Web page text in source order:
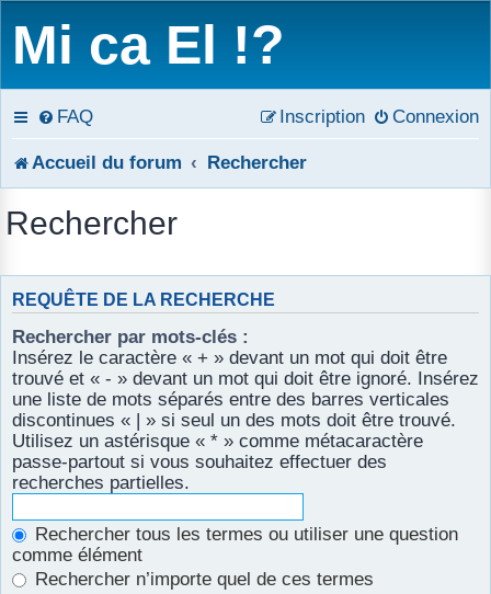
Mi ca El !?
FAQ Connexion
Inscription
Accueil du forum Rechercher
Rechercher
REQUÊTE DE LA RECHERCHE
Rechercher par mots-clés :
Insérez le caractère « + » devant un mot qui doit être
trouvé et « - » devant un mot qui doit être ignoré. Insérez
une liste de mots séparés entre des barres verticales
discontinues « | » si seul un des mots doit être trouvé.
Utilisez un astérisque « * » comme métacaractère
passe-partout si vous souhaitez effectuer des
recherches partielles.
Rechercher tous les termes ou utiliser une question
comme élément
Rechercher n’importe quel de ces termes